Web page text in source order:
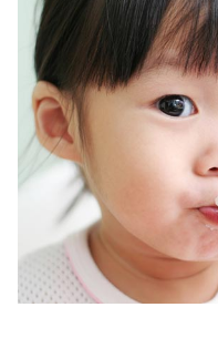
ผู้
หญิง
ผู้ชาย
สุขภาพ
เที่ยว
สูตร
อาหาร
ง่ายๆ